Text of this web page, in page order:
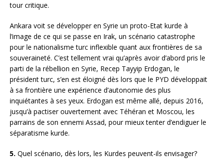
tour critique.
Ankara voit se développer en Syrie un proto-Etat kurde à
l’image de ce qui se passe en Irak, un scénario catastrophe
pour le nationalisme turc inflexible quant aux frontières de sa
souveraineté. C’est tellement vrai qu’après avoir d’abord pris le
parti de la rébellion en Syrie, Recep Tayyip Erdogan, le
président turc, s’en est éloigné dès lors que le PYD développait
à sa frontière une expérience d’autonomie des plus
inquiétantes à ses yeux. Erdogan est même allé, depuis 2016,
jusqu’à pactiser ouvertement avec Téhéran et Moscou, les
parrains de son ennemi Assad, pour mieux tenter d’endiguer le
séparatisme kurde.
5. Quel scénario, dès lors, les Kurdes peuvent-ils envisager?